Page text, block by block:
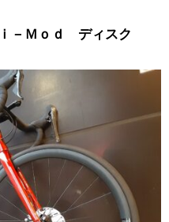
－Ｍｏｄ ディスク